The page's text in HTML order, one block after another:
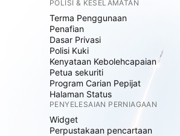
POLISI & KESELAMATAN
Terma Penggunaan
Penafian
Dasar Privasi
Polisi Kuki
Kenyataan Kebolehcapaian
Petua sekuriti
Program Carian Pepijat
Halaman Status
PENYELESAIAN PERNIAGAAN
Widget
Perpustakaan pencartaan